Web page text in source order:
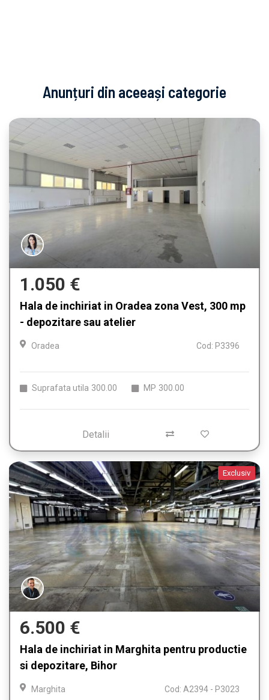
Anunțuri din aceeași categorie
1.050 €
Hala de inchiriat in Oradea zona Vest, 300 mp
- depozitare sau atelier
Oradea Cod: P3396
Suprafata utila 300.00 MP 300.00
Detalii
Exclusiv
6.500 €
Hala de inchiriat in Marghita pentru productie
si depozitare, Bihor
Marghita Cod: A2394 - P3023